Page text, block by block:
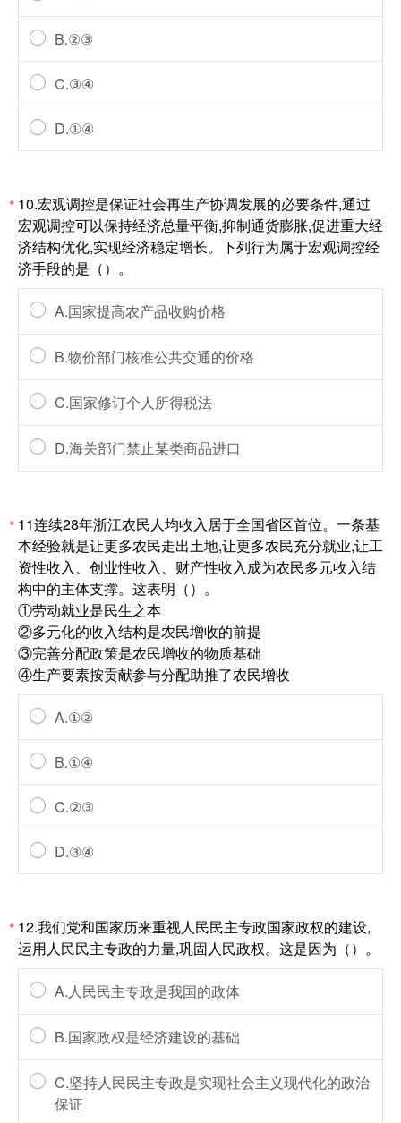
B.②③
C.③④
D.①④
* 10.宏观调控是保证社会再生产协调发展的必要条件,通过
宏观调控可以保持经济总量平衡,抑制通货膨胀,促进重大经
济结构优化,实现经济稳定增长。下列行为属于宏观调控经
济手段的是（）。
A.国家提高农产品收购价格
B.物价部门核准公共交通的价格
C.国家修订个人所得税法
D.海关部门禁止某类商品进口
* 11连续28年浙江农民人均收入居于全国省区首位。一条基
本经验就是让更多农民走出土地,让更多农民充分就业,让工
资性收入、创业性收入、财产性收入成为农民多元收入结
构中的主体支撑。这表明（）。
①劳动就业是民生之本
②多元化的收入结构是农民增收的前提
③完善分配政策是农民增收的物质基础
④生产要素按贡献参与分配助推了农民增收
A.①②
B.①④
C.②③
D.③④
* 12.我们党和国家历来重视人民民主专政国家政权的建设,
运用人民民主专政的力量,巩固人民政权。这是因为（）。
A.人民民主专政是我国的政体
B.国家政权是经济建设的基础
C.坚持人民民主专政是实现社会主义现代化的政治
保证